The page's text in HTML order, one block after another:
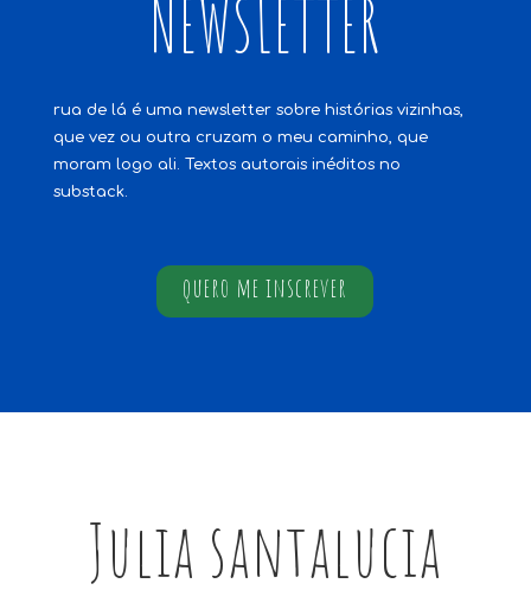
NEWSLETTER
rua de lá é uma newsletter sobre histórias vizinhas,
que vez ou outra cruzam o meu caminho, que
moram logo ali. Textos autorais inéditos no
substack.
quero me inscrever
Julia santalucia